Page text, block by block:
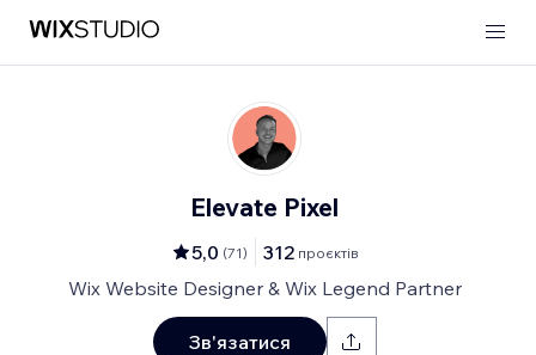
Elevate Pixel
5,0 (71) 312 проєктів
Wix Website Designer & Wix Legend Partner
Зв'язатися